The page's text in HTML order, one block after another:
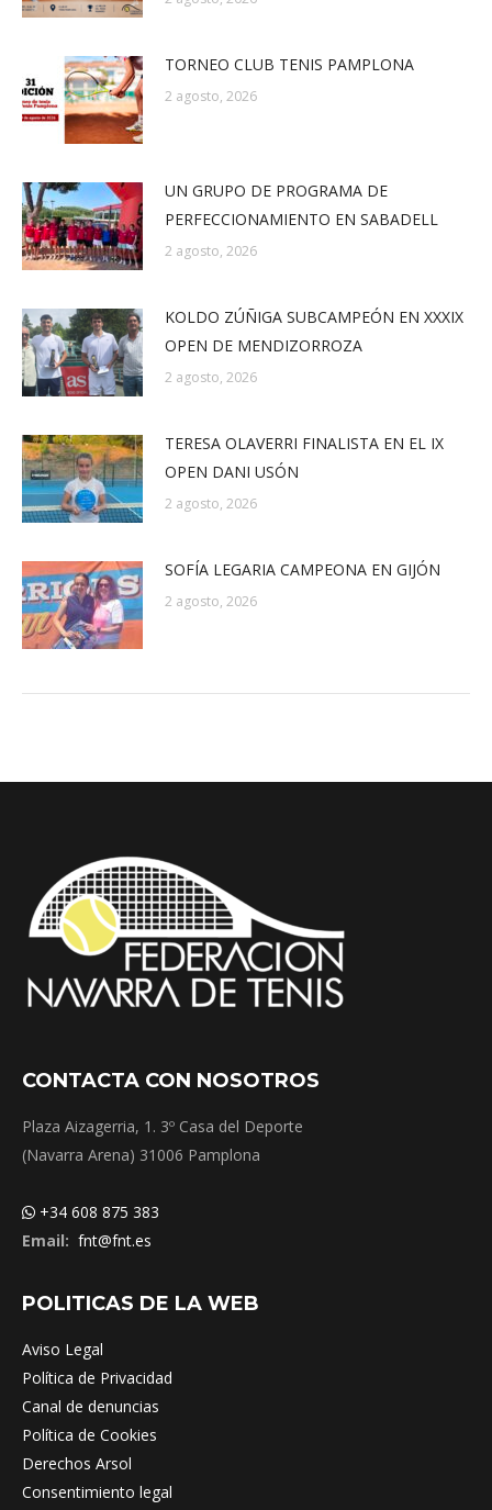
TORNEO CLUB TENIS PAMPLONA
2 agosto, 2026
UN GRUPO DE PROGRAMA DE
PERFECCIONAMIENTO EN SABADELL
2 agosto, 2026
KOLDO ZÚÑIGA SUBCAMPEÓN EN XXXIX
OPEN DE MENDIZORROZA
2 agosto, 2026
TERESA OLAVERRI FINALISTA EN EL IX
OPEN DANI USÓN
2 agosto, 2026
SOFÍA LEGARIA CAMPEONA EN GIJÓN
2 agosto, 2026
CONTACTA CON NOSOTROS
Plaza Aizagerria, 1. 3º Casa del Deporte
(Navarra Arena) 31006 Pamplona
+34 608 875 383
Email: fnt@fnt.es
POLITICAS DE LA WEB
Aviso Legal
Política de Privacidad
Canal de denuncias
Política de Cookies
Derechos Arsol
Consentimiento legal